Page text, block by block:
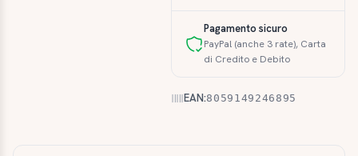
Pagamento sicuro
PayPal (anche 3 rate), Carta
di Credito e Debito
EAN:8059149246895